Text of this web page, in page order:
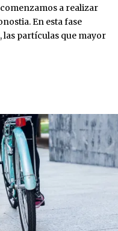
a realizar
En esta fase
las partículas que mayor